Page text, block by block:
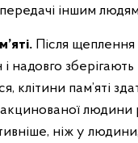
іншим
Після щеплення
надовго
клітини пам’яті
ніж у